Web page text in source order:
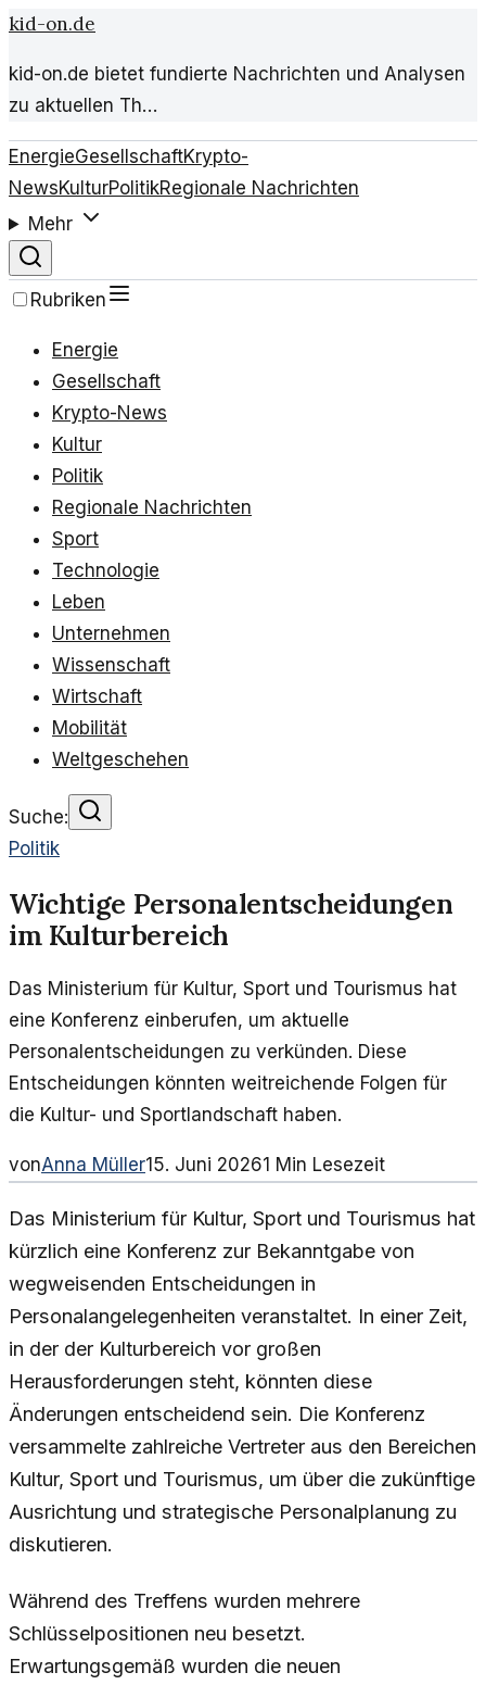
kid-on.de
kid-on.de bietet fundierte Nachrichten und Analysen
zu aktuellen Th…
EnergieGesellschaftKrypto-
NewsKulturPolitikRegionale Nachrichten
Mehr
Rubriken
Energie
Gesellschaft
Krypto-News
Kultur
Politik
Regionale Nachrichten
Sport
Technologie
Leben
Unternehmen
Wissenschaft
Wirtschaft
Mobilität
Weltgeschehen
Suche:
Politik
Wichtige Personalentscheidungen
im Kulturbereich
Das Ministerium für Kultur, Sport und Tourismus hat
eine Konferenz einberufen, um aktuelle
Personalentscheidungen zu verkünden. Diese
Entscheidungen könnten weitreichende Folgen für
die Kultur- und Sportlandschaft haben.
vonAnna Müller15. Juni 20261 Min Lesezeit
Das Ministerium für Kultur, Sport und Tourismus hat
kürzlich eine Konferenz zur Bekanntgabe von
wegweisenden Entscheidungen in
Personalangelegenheiten veranstaltet. In einer Zeit,
in der der Kulturbereich vor großen
Herausforderungen steht, könnten diese
Änderungen entscheidend sein. Die Konferenz
versammelte zahlreiche Vertreter aus den Bereichen
Kultur, Sport und Tourismus, um über die zukünftige
Ausrichtung und strategische Personalplanung zu
diskutieren.
Während des Treffens wurden mehrere
Schlüsselpositionen neu besetzt.
Erwartungsgemäß wurden die neuen